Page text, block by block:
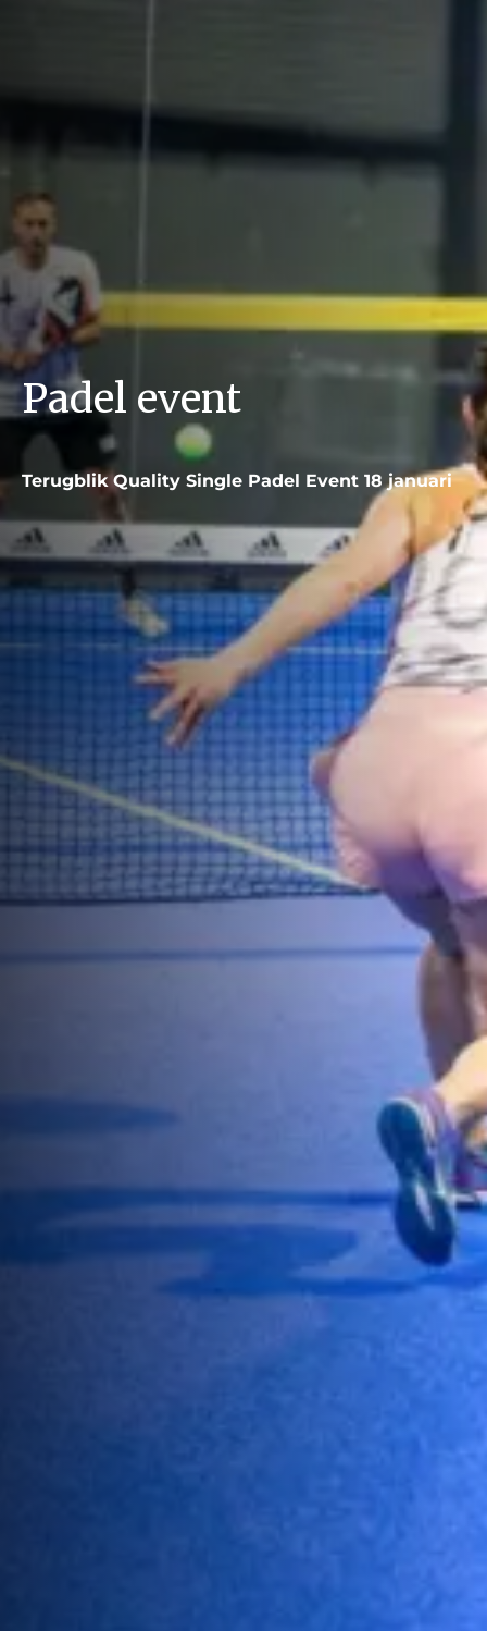
Padel event
Terugblik Quality Single Padel Event 18 januari